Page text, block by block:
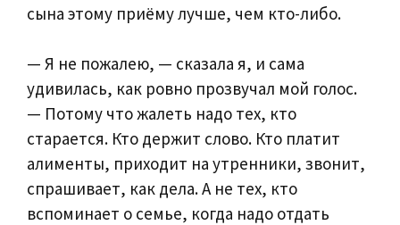
сына этому приёму лучше, чем кто-либо.
— Я не пожалею, — сказала я, и сама
удивилась, как ровно прозвучал мой голос.
— Потому что жалеть надо тех, кто
старается. Кто держит слово. Кто платит
алименты, приходит на утренники, звонит,
спрашивает, как дела. А не тех, кто
вспоминает о семье, когда надо отдать